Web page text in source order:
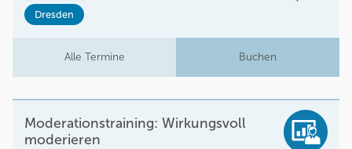
Dresden
Alle Termine Buchen
Moderationstraining: Wirkungsvoll
moderieren